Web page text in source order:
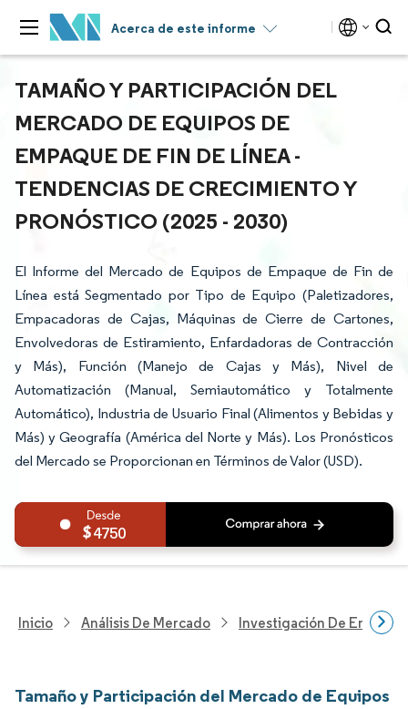
Acerca de este informe
TAMAÑO Y PARTICIPACIÓN DEL
MERCADO DE EQUIPOS DE
EMPAQUE DE FIN DE LÍNEA -
TENDENCIAS DE CRECIMIENTO Y
PRONÓSTICO (2025 - 2030)
El Informe del Mercado de Equipos de Empaque de Fin de
Línea está Segmentado por Tipo de Equipo (Paletizadores,
Empacadoras de Cajas, Máquinas de Cierre de Cartones,
Envolvedoras de Estiramiento, Enfardadoras de Contracción
y Más), Función (Manejo de Cajas y Más), Nivel de
Automatización (Manual, Semiautomático y Totalmente
Automático), Industria de Usuario Final (Alimentos y Bebidas y
Más) y Geografía (América del Norte y Más). Los Pronósticos
del Mercado se Proporcionan en Términos de Valor (USD).
4750
Inicio Análisis De Mercado Investigación De Envases
Tamaño y Participación del Mercado de Equipos